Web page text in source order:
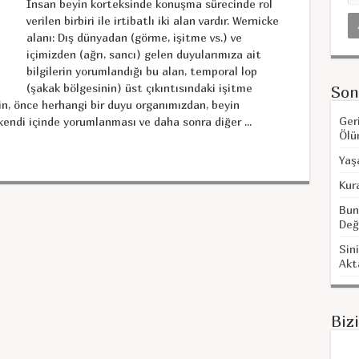
İnsan beyin korteksinde konuşma sürecinde rol
verilen birbiri ile irtibatlı iki alan vardır. Wernicke
alanı: Dış dünyadan (görme, işitme vs.) ve
içimizden (ağrı, sancı) gelen duyularımıza ait
bilgilerin yorumlandığı bu alan, temporal lop
(şakak bölgesinin) üst çıkıntısındaki işitme
önce herhangi bir duyu organımızdan, beyin
içinde yorumlanması ve daha sonra diğer ...